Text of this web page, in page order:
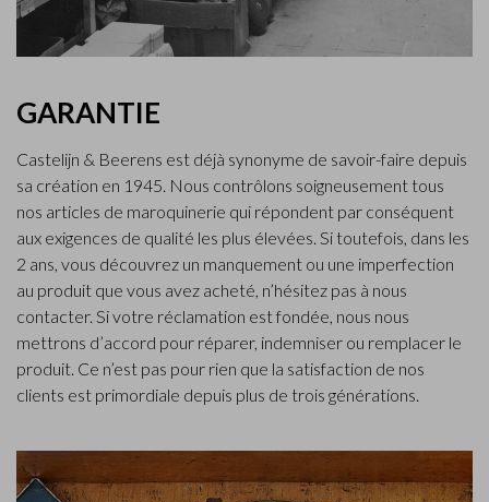
GARANTIE
Castelijn & Beerens est déjà synonyme de savoir-faire depuis
sa création en 1945. Nous contrôlons soigneusement tous
nos articles de maroquinerie qui répondent par conséquent
aux exigences de qualité les plus élevées. Si toutefois, dans les
2 ans, vous découvrez un manquement ou une imperfection
au produit que vous avez acheté, n’hésitez pas à nous
contacter. Si votre réclamation est fondée, nous nous
mettrons d’accord pour réparer, indemniser ou remplacer le
produit. Ce n’est pas pour rien que la satisfaction de nos
clients est primordiale depuis plus de trois générations.